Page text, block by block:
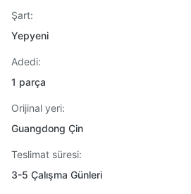
Şart:
Yepyeni
Adedi:
1 parça
Orijinal yeri:
Guangdong Çin
Teslimat süresi:
3-5 Çalışma Günleri